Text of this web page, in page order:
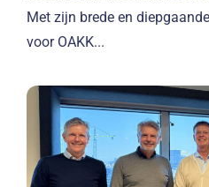
Met zijn brede en
voor OAKK...